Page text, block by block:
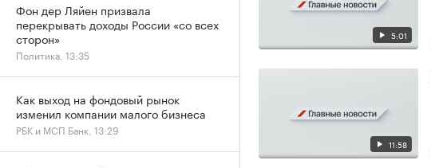
5:01
11:58
Фон дер Ляйен призвала
перекрывать доходы России «со всех
сторон»
Политика, 13:35
Как выход на фондовый рынок
изменил компании малого бизнеса
РБК и МСП Банк, 13:29